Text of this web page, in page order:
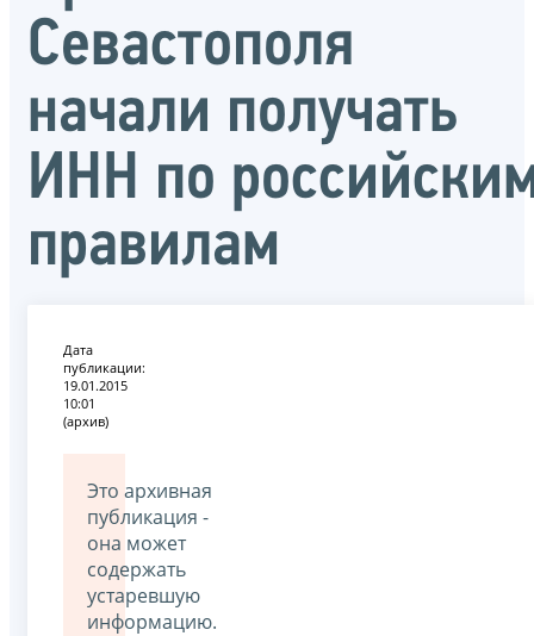
Севастополя
начали получать
ИНН по
правилам
Дата
публикации:
19.01.2015
10:01
(архив)
Это архивная
публикация -
она может
содержать
устаревшую
информацию.